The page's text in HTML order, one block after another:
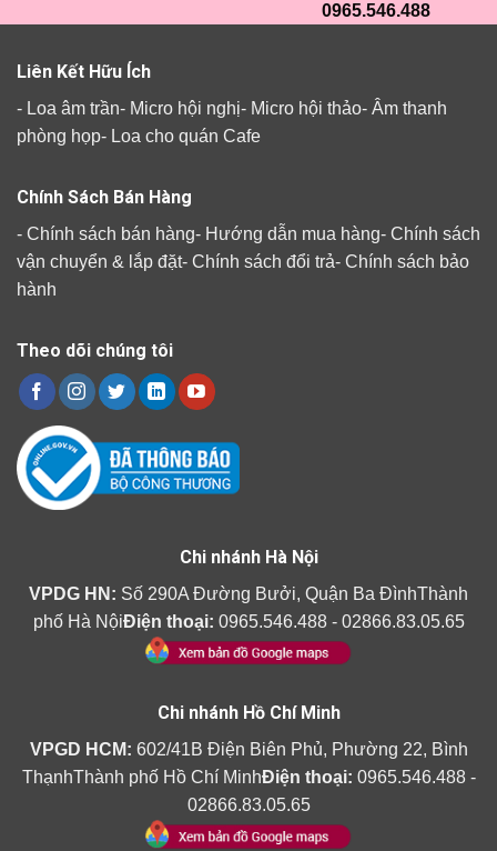
0965.546.488
Liên Kết Hữu Ích
- Loa âm trần- Micro hội nghị- Micro hội thảo- Âm thanh
phòng họp- Loa cho quán Cafe
Chính Sách Bán Hàng
- Chính sách bán hàng- Hướng dẫn mua hàng- Chính sách
vận chuyển & lắp đặt- Chính sách đổi trả- Chính sách bảo
hành
Theo dõi chúng tôi
Chi nhánh Hà Nội
VPDG HN: Số 290A Đường Bưởi, Quận Ba ĐìnhThành
phố Hà NộiĐiện thoại: 0965.546.488 - 02866.83.05.65
Chi nhánh Hồ Chí Minh
VPGD HCM: 602/41B Điện Biên Phủ, Phường 22, Bình
ThạnhThành phố Hồ Chí MinhĐiện thoại: 0965.546.488 -
02866.83.05.65